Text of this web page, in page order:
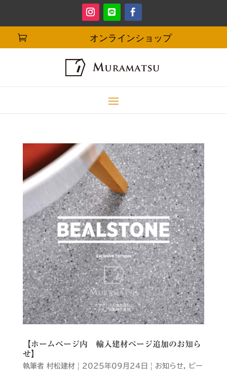
 オンラインショップ
【ホームページ内 輸入建材ページ追加のお知ら
せ】
執筆者 村松建材| 2025年09月24日 | お知らせ,
ビー